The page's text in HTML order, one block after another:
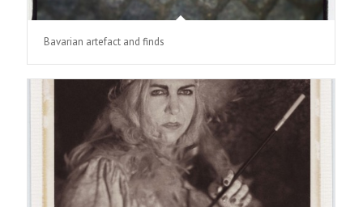
Bavarian artefact and finds